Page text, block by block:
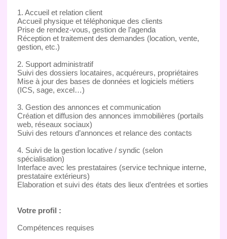
1. Accueil et relation client
Accueil physique et téléphonique des clients
Prise de rendez-vous, gestion de l’agenda
Réception et traitement des demandes (location, vente,
gestion, etc.)
2. Support administratif
Suivi des dossiers locataires, acquéreurs, propriétaires
Mise à jour des bases de données et logiciels métiers
(ICS, sage, excel…)
3. Gestion des annonces et communication
Création et diffusion des annonces immobilières (portails
web, réseaux sociaux)
Suivi des retours d’annonces et relance des contacts
4. Suivi de la gestion locative / syndic (selon
spécialisation)
Interface avec les prestataires (service technique interne,
prestataire extérieurs)
Elaboration et suivi des états des lieux d’entrées et sorties
Votre profil :
Compétences requises